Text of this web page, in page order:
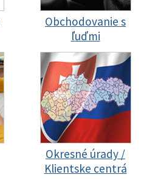
Obchodovanie s
ľuďmi
Okresné úrady /
Klientske centrá